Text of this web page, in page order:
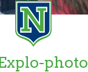
photo